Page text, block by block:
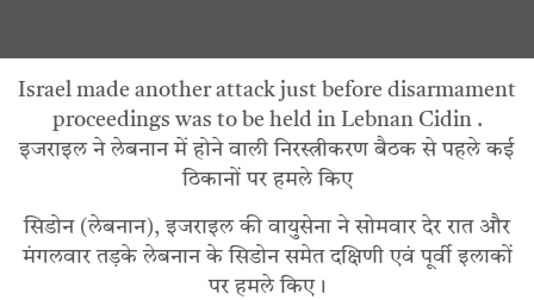
Israel made another attack just before disarmament
proceedings was to be held in Lebnan Cidin .
इजराइल ने लेबनान में होने वाली निरस्त्रीकरण बैठक से पहले कई
ठिकानों पर हमले किए
सिडोन (लेबनान), इजराइल की वायुसेना ने सोमवार देर रात और
मंगलवार तड़के लेबनान के सिडोन समेत दक्षिणी एवं पूर्वी इलाकों
पर हमले किए।